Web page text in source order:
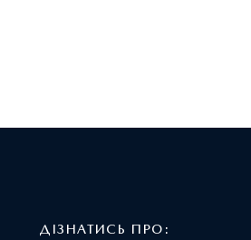
ДІЗНАТИСЬ ПРО: